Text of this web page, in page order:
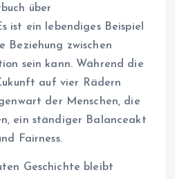
über
ist ein lebendiges Beispiel
Beziehung zwischen
sein kann. Während die
auf vier Rädern
der Menschen, die
ein ständiger Balanceakt
Fairness.
Geschichte bleibt